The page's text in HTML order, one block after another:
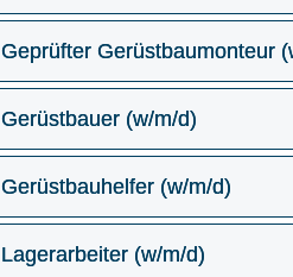
Geprüfter Gerüstbaumonteur
Gerüstbauer (w/m/d)
Gerüstbauhelfer (w/m/d)
Lagerarbeiter (w/m/d)